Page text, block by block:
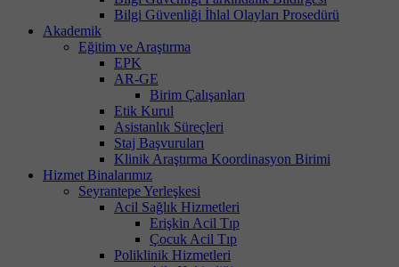
Bilgi Güvenliği İhlal Olayları Prosedürü
Akademik
Eğitim ve Araştırma
EPK
AR-GE
Birim Çalışanları
Etik Kurul
Asistanlık Süreçleri
Staj Başvuruları
Klinik Araştırma Koordinasyon Birimi
Hizmet Binalarımız
Seyrantepe Yerleşkesi
Acil Sağlık Hizmetleri
Erişkin Acil Tıp
Çocuk Acil Tıp
Poliklinik Hizmetleri